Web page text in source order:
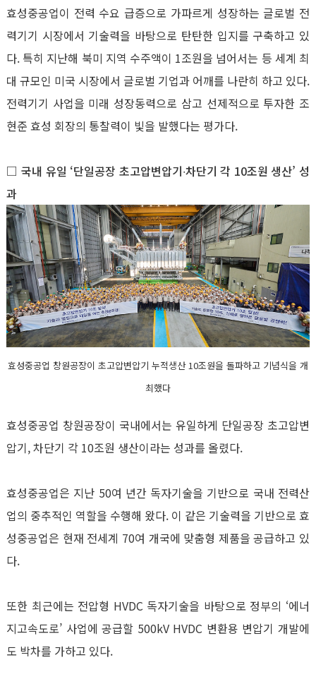
효성중공업이 전력 수요 급증으로 가파르게 성장하는 글로벌 전
력기기 시장에서 기술력을 바탕으로 탄탄한 입지를 구축하고 있
다. 특히 지난해 북미 지역 수주액이 1조원을 넘어서는 등 세계 최
대 규모인 미국 시장에서 글로벌 기업과 어깨를 나란히 하고 있다.
전력기기 사업을 미래 성장동력으로 삼고 선제적으로 투자한 조
현준 효성 회장의 통찰력이 빛을 발했다는 평가다.
□ 국내 유일 ‘단일공장 초고압변압기∙차단기 각 10조원 생산’ 성
과
효성중공업 창원공장이 초고압변압기 누적생산 10조원을 돌파하고 기념식을 개
최했다
효성중공업 창원공장이 국내에서는 유일하게 단일공장 초고압변
압기,차단기 각 10조원 생산이라는 성과를 올렸다.
효성중공업은 지난 50여 년간 독자기술을 기반으로 국내 전력산
업의 중추적인 역할을 수행해 왔다. 이 같은 기술력을 기반으로 효
성중공업은 현재 전세계 70여 개국에 맞춤형 제품을 공급하고 있
다.
또한 최근에는 전압형 HVDC 독자기술을 바탕으로 정부의 ‘에너
지고속도로’ 사업에 공급할 500kV HVDC 변환용 변압기 개발에
도 박차를 가하고 있다.